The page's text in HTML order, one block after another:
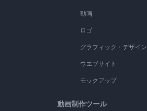
動画
ロゴ
グラフィック・デザイン
ウエブサイト
モックアップ
動画制作ツール